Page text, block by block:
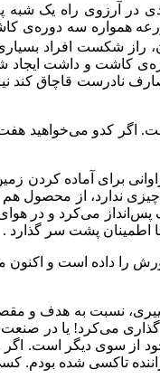
در آرزوی راه یک
همواره سه دوره‌ی
راز شکست افراد
کاشت و داشت ایجاد
نادرست قاچاق کند
کدو می‌خواهید هفت
برای آماده کردن
ندارد، از محصول
پس‌انداز می‌کرد و در
اطمینان پشت سر گذارد .
داده است و اکنون
نسبت به هدف
می‌کرد! یا در
از سوی دیگر است. اگر
تاکسی شده